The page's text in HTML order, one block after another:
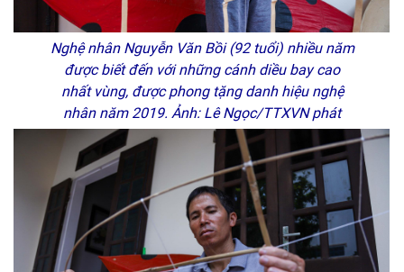
Nghệ nhân Nguyễn Văn Bồi (92 tuổi) nhiều năm
được biết đến với những cánh diều bay cao
nhất vùng, được phong tặng danh hiệu nghệ
nhân năm 2019. Ảnh: Lê Ngọc/TTXVN phát